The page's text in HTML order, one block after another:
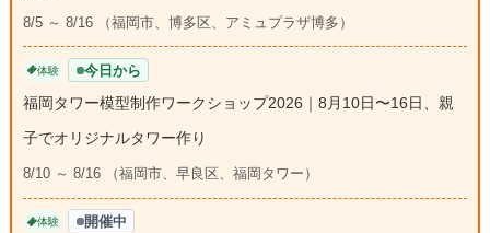
8/5 ～ 8/16 （福岡市、博多区、アミュプラザ博多）
体験 今日から
福岡タワー模型制作ワークショップ2026｜8月10日〜16日、親
子でオリジナルタワー作り
8/10 ～ 8/16 （福岡市、早良区、福岡タワー）
体験 開催中